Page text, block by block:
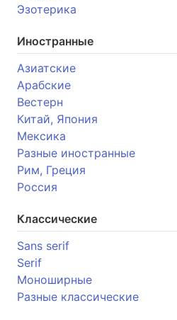
Эзотерика
Иностранные
Азиатские
Арабские
Вестерн
Китай, Япония
Мексика
Разные иностранные
Рим, Греция
Россия
Классические
Sans serif
Serif
Моноширные
Разные классические